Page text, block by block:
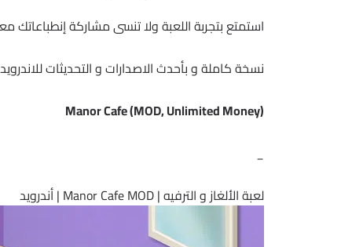
استمتع بتجربة اللعبة ولا تنسى مشاركة إنطباعاتك
نسخة كاملة و بأحدث الاصدارات و التحديثات
Manor Cafe (MOD, Unlimited Money)
_
لعبة الألغاز و الترفيه | Manor Cafe MOD | أندرويد